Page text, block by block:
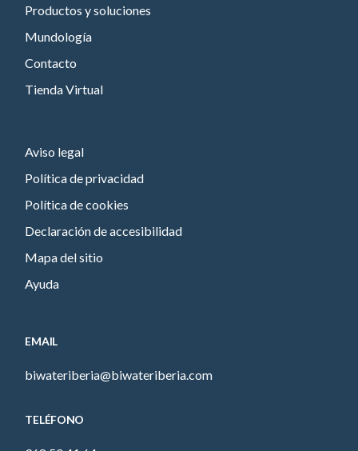
Productos y soluciones
Mundología
Contacto
Tienda Virtual
Aviso legal
Política de privacidad
Política de cookies
Declaración de accesibilidad
Mapa del sitio
Ayuda
EMAIL
biwateriberia@biwateriberia.com
TELÉFONO